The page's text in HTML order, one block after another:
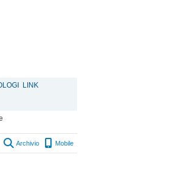
LINK
Archivio Mobile